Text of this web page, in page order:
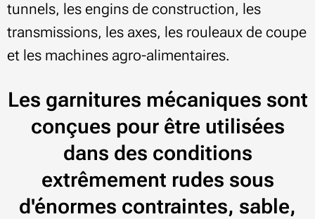
tunnels, les engins de construction, les
transmissions, les axes, les rouleaux de coupe
et les machines agro-alimentaires.
Les garnitures mécaniques sont
conçues pour être utilisées
dans des conditions
extrêmement rudes sous
d'énormes contraintes, sable,